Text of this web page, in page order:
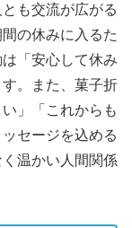
も交流が広がる
の休みに入るた
「安心して休み
。また、菓子折
」「これからも
セージを込める
温かい人間関係